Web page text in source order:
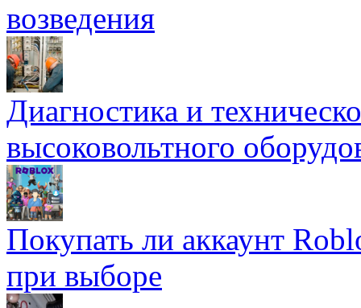
возведения
Диагностика и
высоковольтного
Покупать ли аккаунт
при выборе